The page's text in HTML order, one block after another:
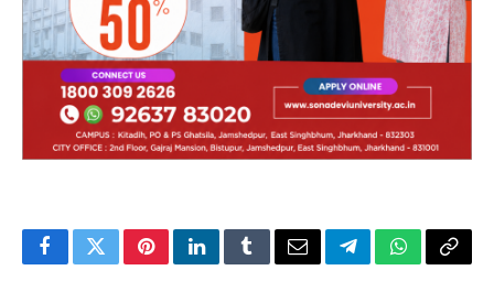
FacebookTwitterPinterestLinkedInTumblrEmailTelegramWhatsApp
Copy